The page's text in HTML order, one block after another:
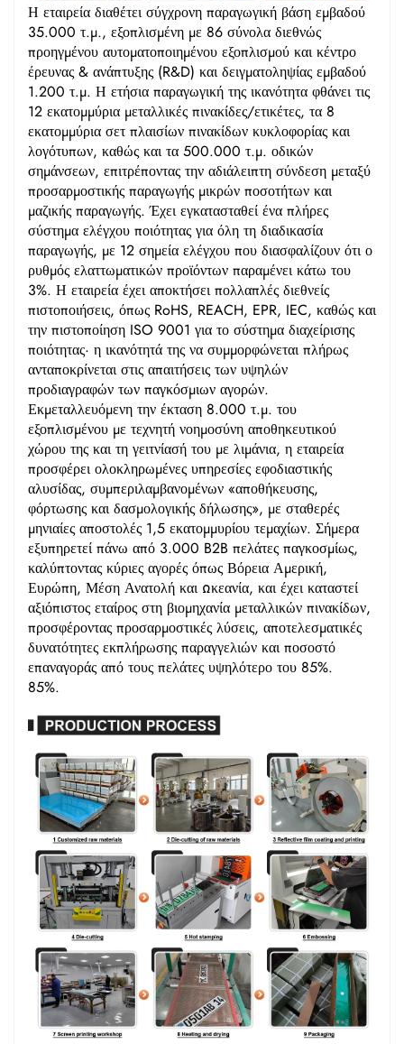
Η εταιρεία διαθέτει σύγχρονη παραγωγική βάση εμβαδού
35.000 τ.μ., εξοπλισμένη με 86 σύνολα διεθνώς
προηγμένου αυτοματοποιημένου εξοπλισμού και κέντρο
έρευνας & ανάπτυξης (R&D) και δειγματοληψίας εμβαδού
1.200 τ.μ. Η ετήσια παραγωγική της ικανότητα φθάνει τις
12 εκατομμύρια μεταλλικές πινακίδες/ετικέτες, τα 8
εκατομμύρια σετ πλαισίων πινακίδων κυκλοφορίας και
λογότυπων, καθώς και τα 500.000 τ.μ. οδικών
σημάνσεων, επιτρέποντας την αδιάλειπτη σύνδεση μεταξύ
προσαρμοστικής παραγωγής μικρών ποσοτήτων και
μαζικής παραγωγής. Έχει εγκατασταθεί ένα πλήρες
σύστημα ελέγχου ποιότητας για όλη τη διαδικασία
παραγωγής, με 12 σημεία ελέγχου που διασφαλίζουν ότι ο
ρυθμός ελαττωματικών προϊόντων παραμένει κάτω του
3%. Η εταιρεία έχει αποκτήσει πολλαπλές διεθνείς
πιστοποιήσεις, όπως RoHS, REACH, EPR, IEC, καθώς και
την πιστοποίηση ISO 9001 για το σύστημα διαχείρισης
ποιότητας· η ικανότητά της να συμμορφώνεται πλήρως
ανταποκρίνεται στις απαιτήσεις των υψηλών
προδιαγραφών των παγκόσμιων αγορών.
Εκμεταλλευόμενη την έκταση 8.000 τ.μ. του
εξοπλισμένου με τεχνητή νοημοσύνη αποθηκευτικού
χώρου της και τη γειτνίασή του με λιμάνια, η εταιρεία
προσφέρει ολοκληρωμένες υπηρεσίες εφοδιαστικής
αλυσίδας, συμπεριλαμβανομένων «αποθήκευσης,
φόρτωσης και δασμολογικής δήλωσης», με σταθερές
μηνιαίες αποστολές 1,5 εκατομμυρίου τεμαχίων. Σήμερα
εξυπηρετεί πάνω από 3.000 B2B πελάτες παγκοσμίως,
καλύπτοντας κύριες αγορές όπως Βόρεια Αμερική,
Ευρώπη, Μέση Ανατολή και Ωκεανία, και έχει καταστεί
αξιόπιστος εταίρος στη βιομηχανία μεταλλικών πινακίδων,
προσφέροντας προσαρμοστικές λύσεις, αποτελεσματικές
δυνατότητες εκπλήρωσης παραγγελιών και ποσοστό
επαναγοράς από τους πελάτες υψηλότερο του 85%.
85%.